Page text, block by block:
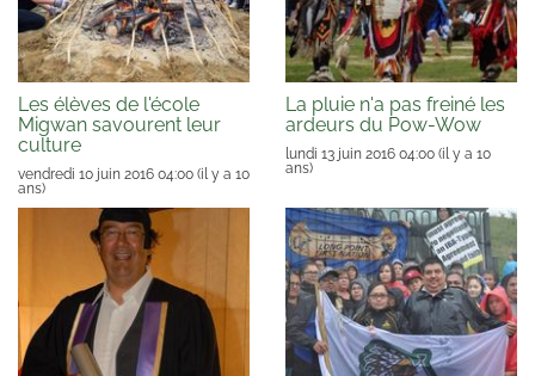
Les élèves de l'école
Migwan savourent leur
culture
vendredi 10 juin 2016 04:00 (il y a 10
ans)
La pluie n'a pas freiné les
ardeurs du Pow-Wow
lundi 13 juin 2016 04:00 (il y a 10
ans)